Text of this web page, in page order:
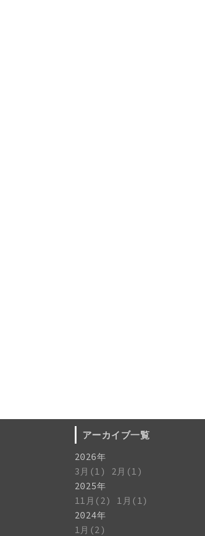
アーカイブ一覧
2026年
3月(1)
2月(1)
2025年
11月(2)
1月(1)
2024年
1月(2)